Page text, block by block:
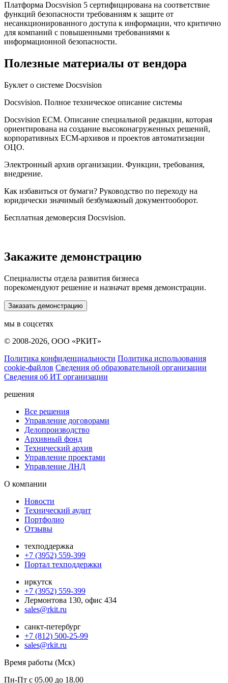
Платформа Docsvision 5 сертифицирована на соответствие
функций безопасности требованиям к защите от
несанкционированного доступа к информации, что критично
для компаний с повышенными требованиями к
информационной безопасности.
Полезные материалы от вендора
Буклет о системе Docsvision
Docsvision. Полное техническое описание системы
Docsvision ECM. Описание специальной редакции, которая
ориентирована на создание высоконагруженных решений,
корпоративных ЕСМ-архивов и проектов автоматизации
ОЦО.
Электронный архив организации. Функции, требования,
внедрение.
Как избавиться от бумаги? Руководство по переходу на
юридически значимый безбумажный документооборот.
Бесплатная демоверсия Docsvision.
Закажите демонстрацию
Специалисты отдела развития бизнеса
порекомендуют решение и назначат время демонстрации.
Заказать демонстрацию
мы в соцсетях
© 2008-2026, ООО «РКИТ»
Политика конфиденциальности Политика использования
cookie-файлов Сведения об образовательной организации
Сведения об ИТ организации
решения
Все решения
Управление договорами
Делопроизводство
Архивный фонд
Технический архив
Управление проектами
Управление ЛНД
О компании
Новости
Технический аудит
Портфолио
Отзывы
техподдержка
+7 (3952) 559-399
Портал техподдержки
иркутск
+7 (3952) 559-399
Лермонтова 130, офис 434
sales@rkit.ru
санкт-петербург
+7 (812) 500-25-99
sales@rkit.ru
Время работы (Мск)
Пн-Пт с 05.00 до 18.00